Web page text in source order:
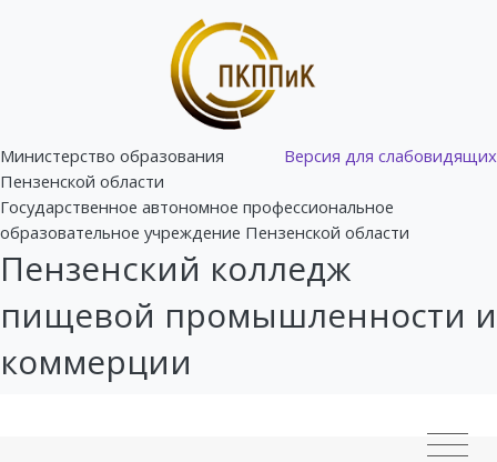
Версия для слабовидящих
Министерство образования
Пензенской области
Государственное автономное профессиональное
образовательное учреждение Пензенской области
Пензенский колледж
пищевой промышленности и
коммерции